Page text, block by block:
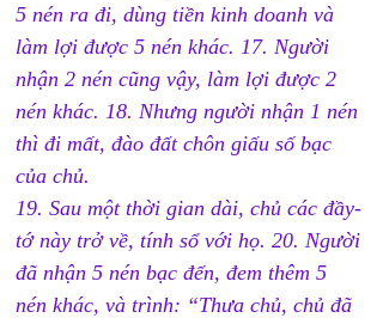
5 nén ra đi, dùng tiền kinh doanh và
làm lợi được 5 nén khác. 17. Người
nhận 2 nén cũng vậy, làm lợi được 2
nén khác. 18. Nhưng người nhận 1 nén
thì đi mất, đào đất chôn giấu số bạc
của chủ.
19. Sau một thời gian dài, chủ các đầy-
tớ này trở về, tính sổ với họ. 20. Người
đã nhận 5 nén bạc đến, đem thêm 5
nén khác, và trình: “Thưa chủ, chủ đã